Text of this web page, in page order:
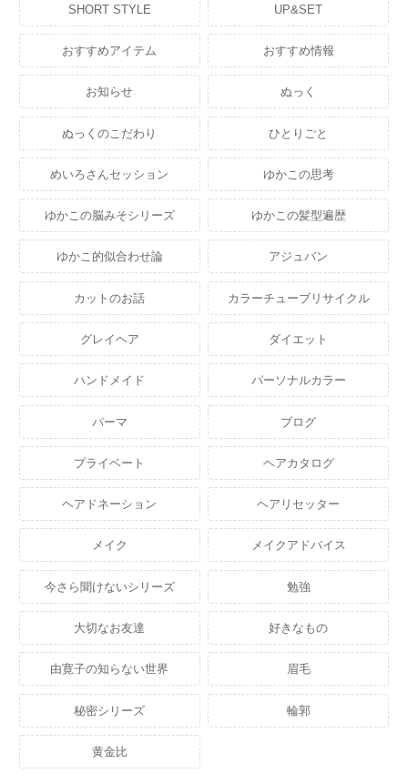
SHORT STYLE UP&SET
おすすめアイテム おすすめ情報
お知らせ ぬっく
ぬっくのこだわり ひとりごと
めいろさんセッション ゆかこの思考
ゆかこの脳みそシリーズ ゆかこの髪型遍歴
ゆかこ的似合わせ論 アジュバン
カットのお話 カラーチューブリサイクル
グレイヘア ダイエット
ハンドメイド パーソナルカラー
パーマ ブログ
プライベート ヘアカタログ
ヘアドネーション ヘアリセッター
メイク メイクアドバイス
今さら聞けないシリーズ 勉強
大切なお友達 好きなもの
由寛子の知らない世界 眉毛
秘密シリーズ 輪郭
黄金比